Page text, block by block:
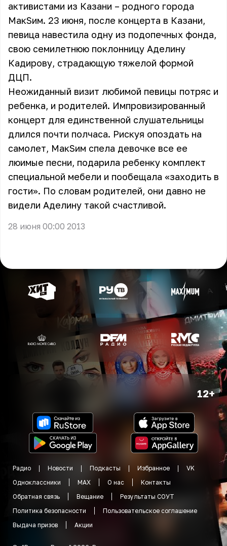
активистами из Казани – родного города
МакSим. 23 июня, после концерта в Казани,
певица навестила одну из подопечных фонда,
свою семилетнюю поклонницу Аделину
Кадирову, страдающую тяжелой формой
ДЦП.
Неожиданный визит любимой певицы потряс и
ребенка, и родителей. Импровизированный
концерт для единственной слушательницы
длился почти полчаса. Рискуя опоздать на
самолет, МакSим спела девочке все ее
люимые песни, подарила ребенку комплект
специальной мебели и пообещала «заходить в
гости». По словам родителей, они давно не
видели Аделину такой счастливой.
28 июня 00:00 2013
12+
Радио Новости Подкасты Избранное
VK
Одноклассники
MAX О нас
Контакты
Обратная связь
Вещание
Результаты СОУТ
Политика безопасности
Пользовательское соглашение
Выдача призов
Акции